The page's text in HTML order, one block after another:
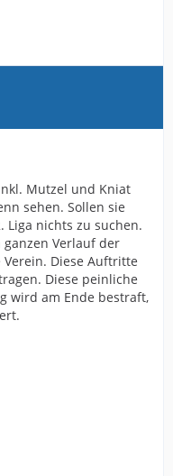
Mutzel und Kniat
sehen. Sollen sie
Liga nichts zu suchen.
Verlauf der
Diese Auftritte
Diese peinliche
wird am Ende bestraft,